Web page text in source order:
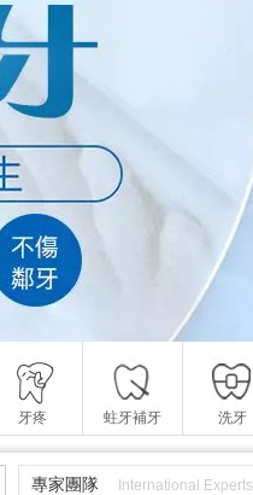
牙疼 蛀牙補牙 洗牙
專家團隊 International Experts